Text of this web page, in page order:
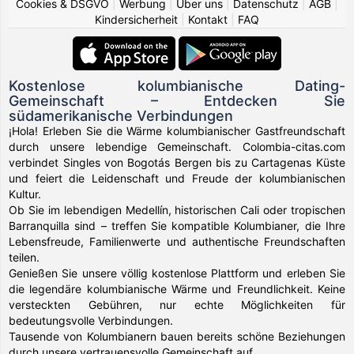
Cookies & DSGVO Werbung Über uns Datenschutz AGB
Kindersicherheit
Kontakt FAQ
Kostenlose kolumbianische Dating-
Gemeinschaft – Entdecken Sie
südamerikanische Verbindungen
¡Hola! Erleben Sie die Wärme kolumbianischer Gastfreundschaft
durch unsere lebendige Gemeinschaft. Colombia-citas.com
verbindet Singles von Bogotás Bergen bis zu Cartagenas Küste
und feiert die Leidenschaft und Freude der kolumbianischen
Kultur.
Ob Sie im lebendigen Medellín, historischen Cali oder tropischen
Barranquilla sind – treffen Sie kompatible Kolumbianer, die Ihre
Lebensfreude, Familienwerte und authentische Freundschaften
teilen.
Genießen Sie unsere völlig kostenlose Plattform und erleben Sie
die legendäre kolumbianische Wärme und Freundlichkeit. Keine
versteckten Gebühren, nur echte Möglichkeiten für
bedeutungsvolle Verbindungen.
Tausende von Kolumbianern bauen bereits schöne Beziehungen